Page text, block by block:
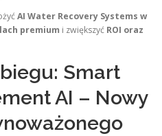
AI Water Recovery Systems w
premium i zwiększyć ROI oraz
Smart
AI – Nowy